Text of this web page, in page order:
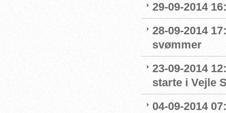
29-09-2014
28-09-2014
svømmer
23-09-2014
starte i Vejle
04-09-2014